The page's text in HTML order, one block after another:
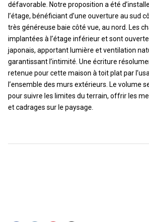
défavorable. Notre proposition a été
l’étage, bénéficiant d’une ouverture au sud
très généreuse baie côté vue, au nord. Les
implantées à l’étage inférieur et sont
japonais, apportant lumière et ventilation
garantissant l’intimité. Une écriture
retenue pour cette maison à toit plat par
l’ensemble des murs extérieurs. Le volume
pour suivre les limites du terrain, offrir les
et cadrages sur le paysage.